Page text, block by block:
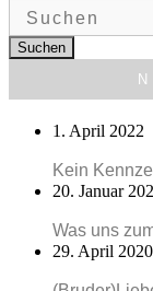
Suchen
1. April 2022
Kein
20. Januar
Was uns
29. April 2020